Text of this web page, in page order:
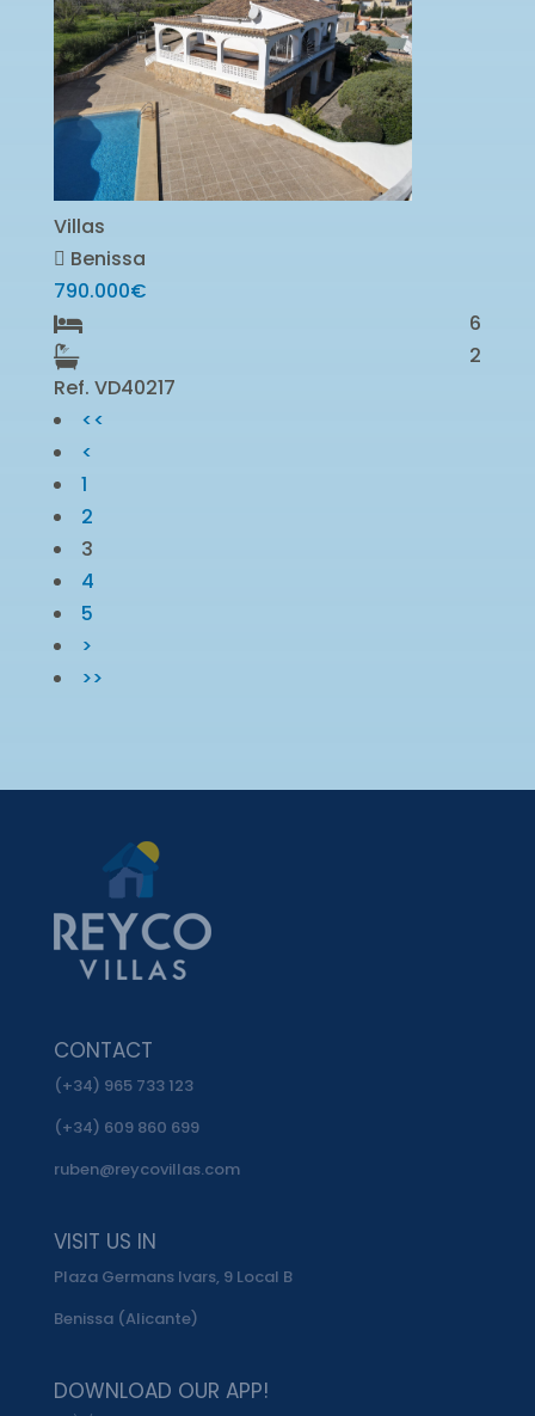
Villas
Benissa
790.000€
6
2
Ref. VD40217
<<
<
1
2
3
4
5
>
>>
CONTACT
(+34) 965 733 123
(+34) 609 860 699
ruben@reycovillas.com
VISIT US IN
Plaza Germans Ivars, 9 Local B
Benissa (Alicante)
DOWNLOAD OUR APP!